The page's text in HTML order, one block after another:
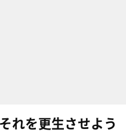
れを更生させよう